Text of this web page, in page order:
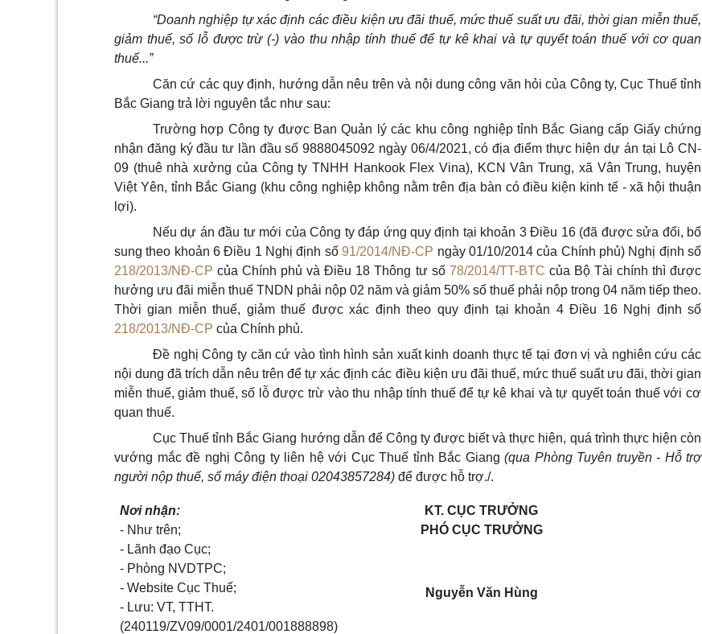
“Doanh nghiệp tự xác định các điều kiện ưu đãi thuế, mức thuế suất ưu đãi, thời gian miễn thuế,
giảm thuế, số lỗ được trừ (-) vào thu nhập tính thuế để tự kê khai và tự quyết toán thuế với cơ quan
thuế...”
Căn cứ các quy định, hướng dẫn nêu trên và nội dung công văn hỏi của Công ty, Cục Thuế tỉnh
Bắc Giang trả lời nguyên tắc như sau:
Trường hợp Công ty được Ban Quản lý các khu công nghiệp tỉnh Bắc Giang cấp Giấy chứng
nhận đăng ký đầu tư lần đầu số 9888045092 ngày 06/4/2021, có địa điểm thực hiện dự án tại Lô CN-
09 (thuê nhà xưởng của Công ty TNHH Hankook Flex Vina), KCN Vân Trung, xã Vân Trung, huyện
Việt Yên, tỉnh Bắc Giang (khu công nghiệp không nằm trên địa bàn có điều kiện kinh tế - xã hội thuận
lợi).
Nếu dự án đầu tư mới của Công ty đáp ứng quy định tại khoản 3 Điều 16 (đã được sửa đổi, bổ
sung theo khoản 6 Điều 1 Nghị định số91/2014/NĐ-CP ngày 01/10/2014 của Chính phủ) Nghị định số
218/2013/NĐ-CP của Chính phủ và Điều 18 Thông tư số 78/2014/TT-BTC của Bộ Tài chính thì được
hưởng ưu đãi miễn thuế TNDN phải nộp 02 năm và giảm 50% số thuế phải nộp trong 04 năm tiếp theo.
Thời gian miễn thuế, giảm thuế được xác định theo quy định tại khoản 4 Điều 16 Nghị định số
218/2013/NĐ-CP của Chính phủ.
Đề nghị Công ty căn cứ vào tình hình sản xuất kinh doanh thực tế tại đơn vị và nghiên cứu các
nội dung đã trích dẫn nêu trên để tự xác định các điều kiện ưu đãi thuế, mức thuế suất ưu đãi, thời gian
miễn thuế, giảm thuế, số lỗ được trừ vào thu nhập tính thuế để tự kê khai và tự quyết toán thuế với cơ
quan thuế.
Cục Thuế tỉnh Bắc Giang hướng dẫn để Công ty được biết và thực hiện, quá trình thực hiện còn
vướng mắc đề nghị Công ty liên hệ với Cục Thuế tỉnh Bắc Giang (qua Phòng Tuyên truyền - Hỗ trợ
người nộp thuế, số máy điện thoại 02043857284) để được hỗ trợ./.
Nơi nhận:
- Như trên;
- Lãnh đạo Cục;
- Phòng NVDTPC;
- Website Cục Thuế;
- Lưu: VT, TTHT.
(240119/ZV09/0001/2401/001888898)
KT. CỤC TRƯỞNG
PHÓ CỤC TRƯỞNG
Nguyễn Văn Hùng